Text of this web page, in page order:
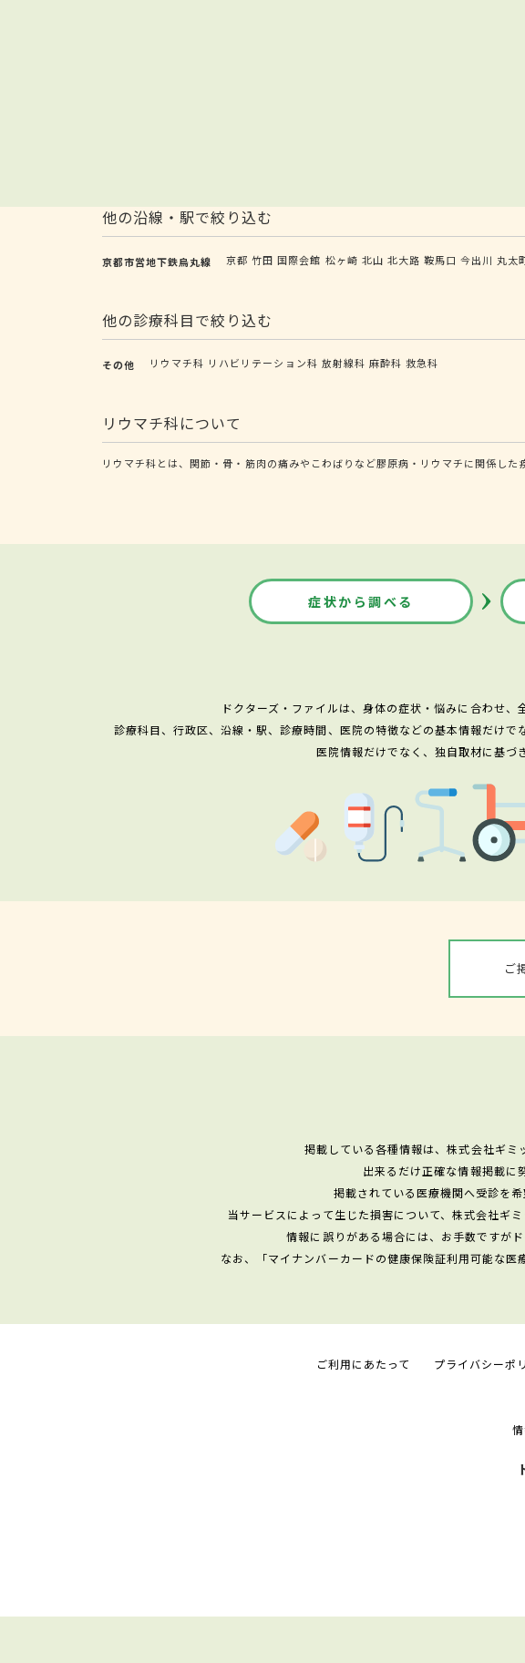
他の沿線・駅で絞り込む
京都市営地下鉄烏丸線 京都 竹田 国際会館 松ヶ崎 北山 北大路 鞍馬口 今出川 丸太
他の診療科目で絞り込む
その他 リウマチ科 リハビリテーション科 放射線科 麻酔科 救急科
リウマチ科について
リウマチ科とは、関節・骨・筋肉の痛みやこわばりなど膠原病・リウマチに関係した
症状から調べる
ドクターズ・ファイルは、身体の症状・悩みに合わせ
診療科目、行政区、沿線・駅、診療時間、医院の特徴などの基本情報だけ
医院情報だけでなく、独自取材に基づ
ご
掲載している各種情報は、株式会社ギミ
出来るだけ正確な情報掲載に
掲載されている医療機関へ受診を
当サービスによって生じた損害について、株式会社ギ
情報に誤りがある場合には、お手数ですが
なお、「マイナンバーカードの健康保険証利用可能な医
ご利用にあたって プライバシーポ